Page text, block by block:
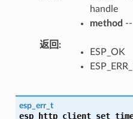
handle
method --
返回
ESP_OK
esp_err_t